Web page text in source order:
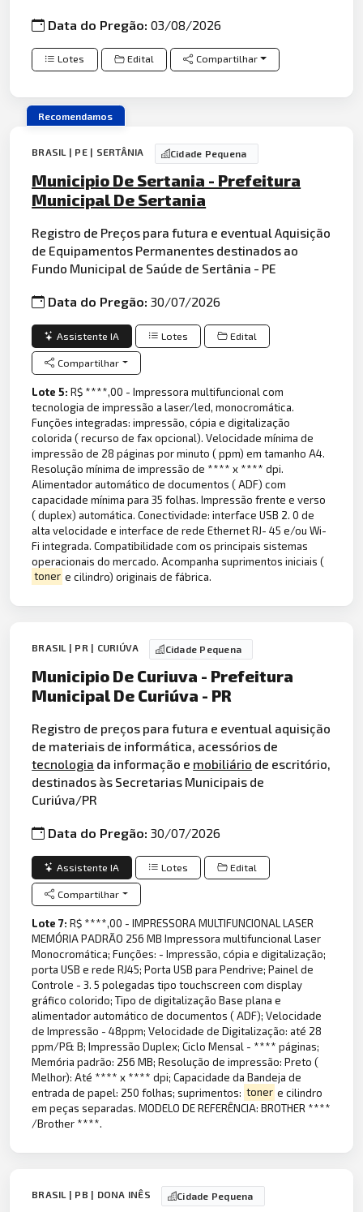
Data do Pregão:03/08/2026
Lotes Edital Compartilhar
Recomendamos
BRASIL | PE | SERTÂNIA Cidade Pequena
Municipio De Sertania - Prefeitura
Municipal De Sertania
Registro de Preços para futura e eventual Aquisição
de Equipamentos Permanentes destinados ao
Fundo Municipal de Saúde de Sertânia - PE
Data do Pregão:30/07/2026
Assistente IA Lotes Edital
Compartilhar
Lote 5:R$ ****,00 - Impressora multifuncional com
tecnologia de impressão a laser/led, monocromática.
Funções integradas: impressão, cópia e digitalização
colorida ( recurso de fax opcional). Velocidade mínima de
impressão de 28 páginas por minuto ( ppm) em tamanho A4.
Resolução mínima de impressão de **** x **** dpi.
Alimentador automático de documentos ( ADF) com
capacidade mínima para 35 folhas. Impressão frente e verso
( duplex) automática. Conectividade: interface USB 2. 0 de
alta velocidade e interface de rede Ethernet RJ- 45 e/ou Wi-
Fi integrada. Compatibilidade com os principais sistemas
operacionais do mercado. Acompanha suprimentos iniciais (
toner e cilindro) originais de fábrica.
BRASIL | PR | CURIÚVA Cidade Pequena
Municipio De Curiuva - Prefeitura
Municipal De Curiúva - PR
Registro de preços para futura e eventual aquisição
de materiais de informática, acessórios de
tecnologia da informação e mobiliário de escritório,
destinados às Secretarias Municipais de
Curiúva/PR
Data do Pregão:30/07/2026
Assistente IA Lotes Edital
Compartilhar
Lote 7:R$ ****,00 - IMPRESSORA MULTIFUNCIONAL LASER
MEMÓRIA PADRÃO 256 MB Impressora multifuncional Laser
Monocromática; Funções: - Impressão, cópia e digitalização;
porta USB e rede RJ45; Porta USB para Pendrive; Painel de
Controle - 3. 5 polegadas tipo touchscreen com display
gráfico colorido; Tipo de digitalização Base plana e
alimentador automático de documentos ( ADF); Velocidade
de Impressão - 48ppm; Velocidade de Digitalização: até 28
ppm/P& B; Impressão Duplex; Ciclo Mensal - **** páginas;
Memória padrão: 256 MB; Resolução de impressão: Preto (
Melhor): Até **** x **** dpi; Capacidade da Bandeja de
entrada de papel: 250 folhas; suprimentos: toner e cilindro
em peças separadas. MODELO DE REFERÊNCIA: BROTHER ****
/Brother ****.
BRASIL | PB | DONA INÊS Cidade Pequena